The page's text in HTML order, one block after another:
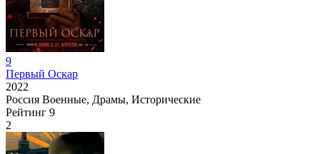
9
Первый Оскар
2022
Россия Военные, Драмы, Исторические
Рейтинг 9
2